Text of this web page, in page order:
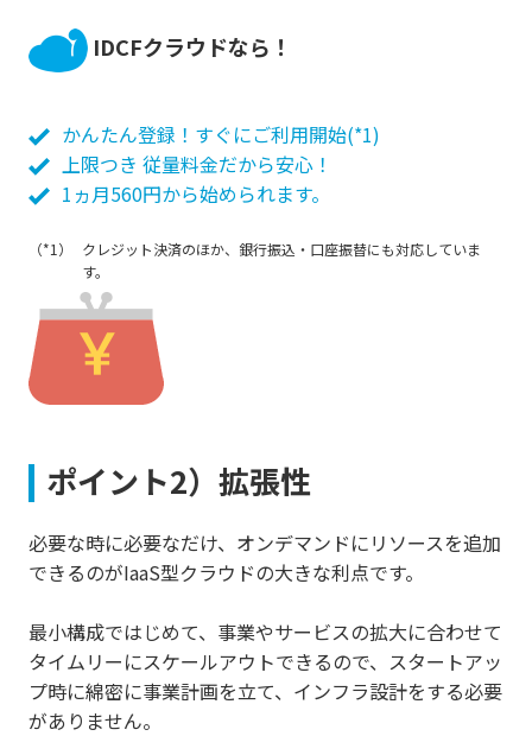
IDCFクラウドなら！
かんたん登録！すぐにご利用開始(*1)
上限つき 従量料金だから安心！
1ヵ月560円から始められます。
（*1）
クレジット決済のほか、銀行振込・口座振替にも対応していま
す。
ポイント2）拡張性
必要な時に必要なだけ、オンデマンドにリソースを追加
できるのがIaaS型クラウドの大きな利点です。
最小構成ではじめて、事業やサービスの拡大に合わせて
タイムリーにスケールアウトできるので、スタートアッ
プ時に綿密に事業計画を立て、インフラ設計をする必要
がありません。